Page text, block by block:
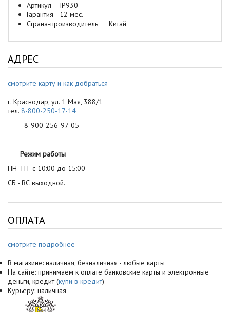
Артикул
IP930
Гарантия
12 мес.
Страна-производитель
Китай
АДРЕС
смотрите карту и как добраться
г. Краснодар, ул. 1 Мая, 388/1
тел. 8-800-250-17-14
8-900-256-97-05
Режим работы
ПН -ПТ с 10:00 до 15:00
СБ - ВС выходной.
ОПЛАТА
смотрите подробнее
В магазине: наличная, безналичная - любые карты
На сайте: принимаем к оплате банковские карты и электронные
деньги, кредит (купи в кредит)
Курьеру: наличная